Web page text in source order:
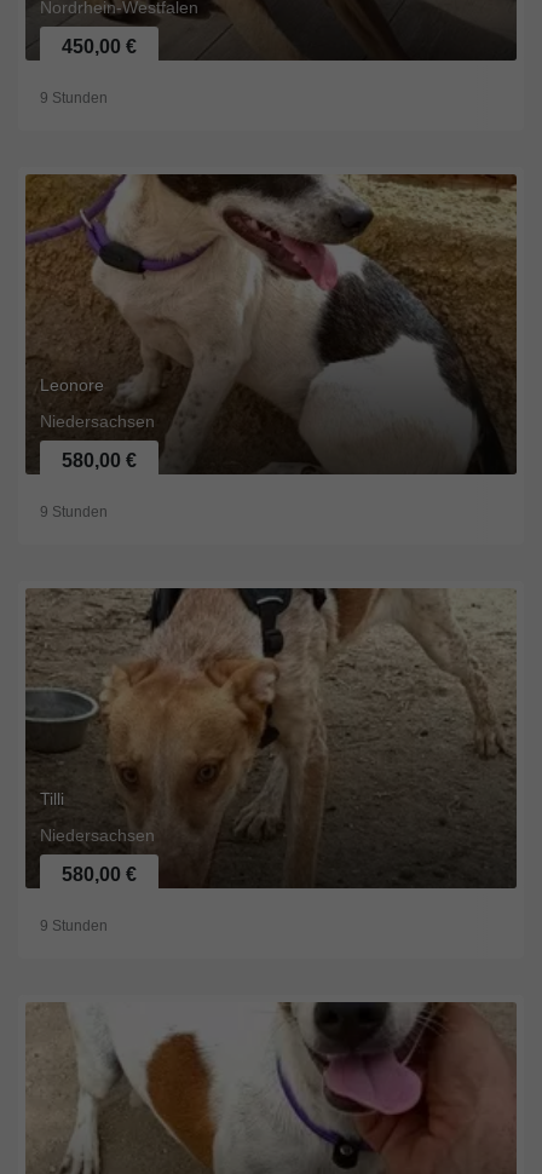
Nordrhein-Westfalen
450,00 €
9 Stunden
Leonore
Niedersachsen
580,00 €
9 Stunden
Tilli
Niedersachsen
580,00 €
9 Stunden